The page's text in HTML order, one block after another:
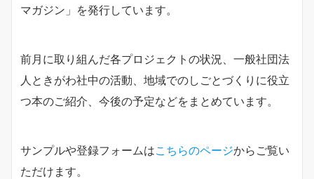
マガジン」を発行しています。
前月に取り組んだ各プロジェクトの状況、一般社団法
人ときがわ社中の活動、地域でのしごとづくりに役立
つ本のご紹介、今後の予定などをまとめています。
サンプルや登録フォームはこちらのページからご覧い
ただけます。